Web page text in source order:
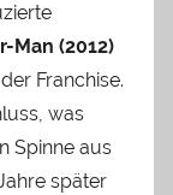
Man (2012)
Franchise.
was
Spinne aus
später